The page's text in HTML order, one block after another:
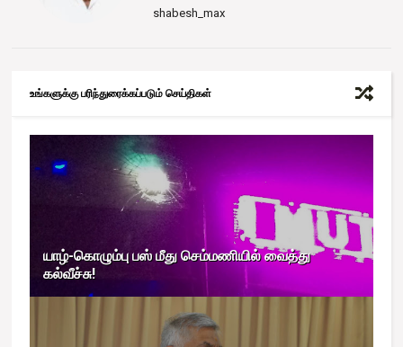
shabesh_max
உங்களுக்கு பரிந்துரைக்கப்படும் செய்திகள்
யாழ்-கொழும்பு பஸ் மீது செம்மணியில் வைத்து
கல்வீச்சு!